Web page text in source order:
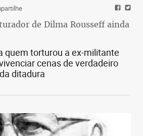
de Dilma Rousseff ainda
quem torturou a ex-militante
cenas de verdadeiro
ditadura